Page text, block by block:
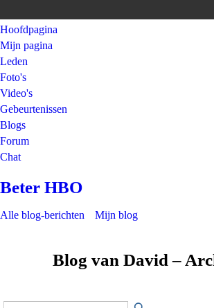
Hoofdpagina
Mijn pagina
Leden
Foto's
Video's
Gebeurtenissen
Blogs
Forum
Chat
Beter HBO
Alle blog-berichten Mijn blog
Blog van David –